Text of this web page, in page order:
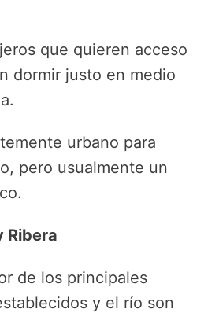
que quieren acceso
dormir justo en medio
urbano para
pero usualmente un
Ribera
de los principales
y el río son